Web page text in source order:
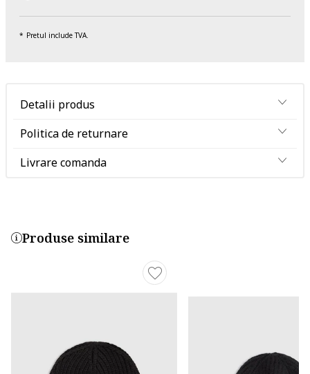
Pretul include TVA.
Detalii produs
Politica de returnare
Livrare comanda
Produse similare